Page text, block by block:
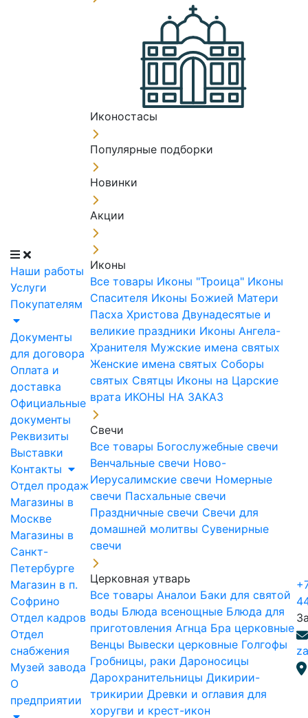
Наши работы
Услуги
Покупателям
Документы
для договора
Оплата и
доставка
Официальные
документы
Реквизиты
Выставки
Контакты
Отдел продаж
Магазины в
Москве
Магазины в
Санкт-
Петербурге
Магазин в п.
Софрино
Отдел кадров
Отдел
снабжения
Музей завода
О
предприятии
Иконостасы
Популярные подборки
Новинки
Акции
Иконы
Все товары Иконы "Троица" Иконы
Спасителя Иконы Божией Матери
Пасха Христова Двунадесятые и
великие праздники Иконы Ангела-
Хранителя Мужские имена святых
Женские имена святых Соборы
святых Святцы Иконы на Царские
врата ИКОНЫ НА ЗАКАЗ
Свечи
Все товары Богослужебные свечи
Венчальные свечи Ново-
Иерусалимские свечи Номерные
свечи Пасхальные свечи
Праздничные свечи Свечи для
домашней молитвы Сувенирные
свечи
Церковная утварь
Все товары Аналои Баки для святой
воды Блюда всенощные Блюда для
приготовления Агнца Бра церковные
Венцы Вывески церковные Голгофы
Гробницы, раки Дароносицы
Дарохранительницы Дикирии-
трикирии Древки и оглавия для
хоругви и крест-икон